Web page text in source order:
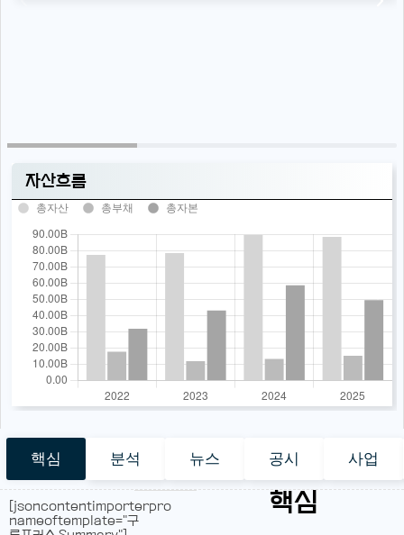
자산흐름
총자산 총부채 총자본
핵심 분석 뉴스 공시 사업
핵심
[jsoncontentimporterpro
nameoftemplate="구